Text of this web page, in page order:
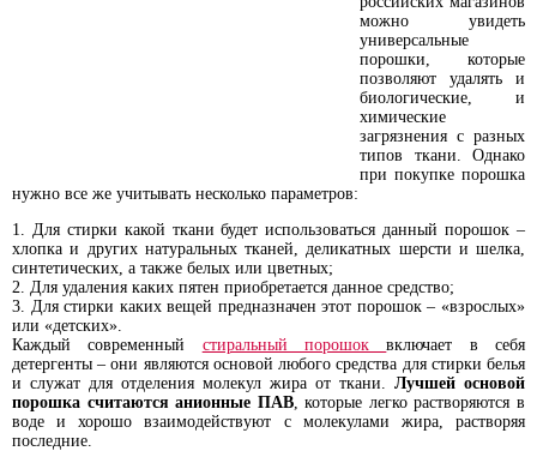
можно увидеть
универсальные
порошки, которые
позволяют удалять и
биологические, и
химические
загрязнения с разных
типов ткани. Однако
при покупке порошка
нужно все же учитывать несколько параметров:
Для стирки какой ткани будет использоваться данный порошок –
хлопка и других натуральных тканей, деликатных шерсти и шелка,
синтетических, а также белых или цветных;
Для удаления каких пятен приобретается данное средство;
Для стирки каких вещей предназначен этот порошок – «взрослых»
или «детских».
Каждый современный стиральный порошоквключает в себя
детергенты – они являются основой любого средства для стирки белья
и служат для отделения молекул жира от ткани. Лучшей основой
порошка считаются анионные ПАВ, которые легко растворяются в
воде и хорошо взаимодействуют с молекулами жира, растворяя
последние.